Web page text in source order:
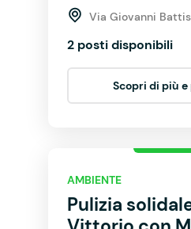
Via Giovanni
2 posti disponibili
Scopri di più
AMBIENTE
Pulizia